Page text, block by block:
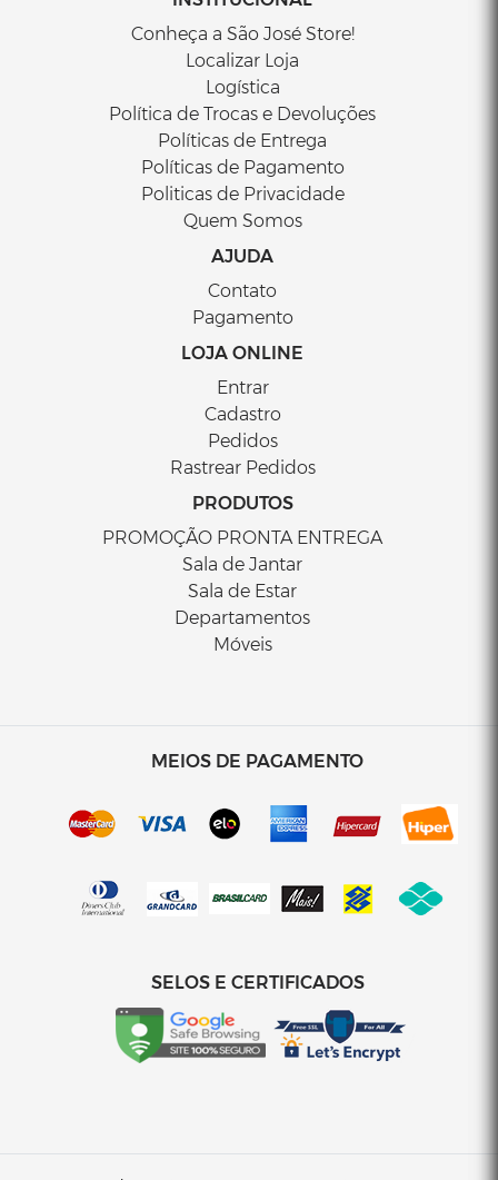
Conheça a São José Store!
Localizar Loja
Logística
Política de Trocas e Devoluções
Políticas de Entrega
Políticas de Pagamento
Politicas de Privacidade
Quem Somos
AJUDA
Contato
Pagamento
LOJA ONLINE
Entrar
Cadastro
Pedidos
Rastrear Pedidos
PRODUTOS
PROMOÇÃO PRONTA ENTREGA
Sala de Jantar
Sala de Estar
Departamentos
Móveis
MEIOS DE PAGAMENTO
SELOS E CERTIFICADOS